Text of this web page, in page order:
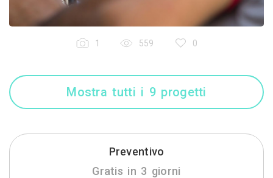
1 559 0
Mostra tutti i 9 progetti
Preventivo
Gratis in 3 giorni